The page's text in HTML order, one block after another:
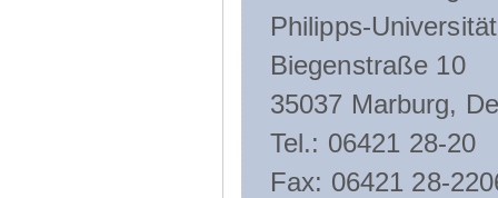
Philipps-
Biegenstraße 10
35037 Marburg,
Tel.: 06421 28-20
Fax: 06421 28-